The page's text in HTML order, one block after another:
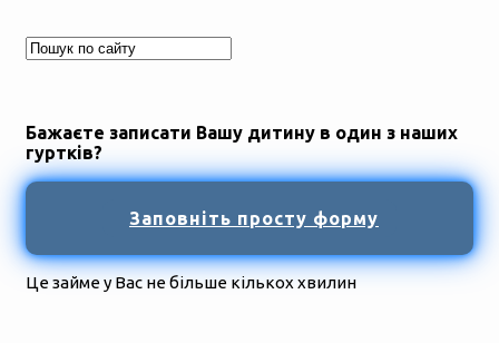
Бажаєте записати Вашу дитину в один з наших
гуртків?
Заповніть просту форму
Це займе у Вас не більше кількох хвилин